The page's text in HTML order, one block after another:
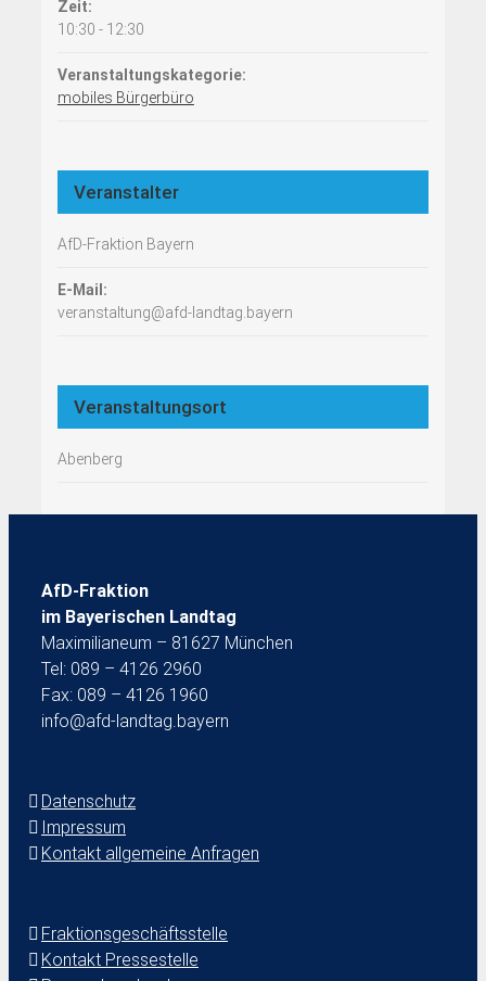
Zeit:
10:30 - 12:30
Veranstaltungskategorie:
mobiles Bürgerbüro
Veranstalter
AfD-Fraktion Bayern
E-Mail:
veranstaltung@afd-landtag.bayern
Veranstaltungsort
Abenberg
AfD-Fraktion
im Bayerischen Landtag
Maximilianeum – 81627 München
Tel: 089 – 4126 2960
Fax: 089 – 4126 1960
info@afd-landtag.bayern
Datenschutz
Impressum
Kontakt allgemeine Anfragen
Fraktionsgeschäftsstelle
Kontakt Pressestelle